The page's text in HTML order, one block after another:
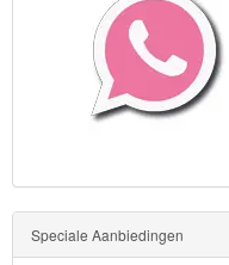
Speciale Aanbiedingen